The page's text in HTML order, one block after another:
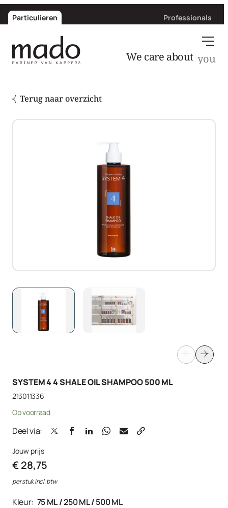
Particulieren Professionals
We care about
Terug naar overzicht
SYSTEM 4 4 SHALE OIL SHAMPOO 500 ML
213011336
Op voorraad
Deel via:
Jouw prijs
€ 28,75
per stuk incl. btw
Kleur: 75 ML/250 ML/500 ML